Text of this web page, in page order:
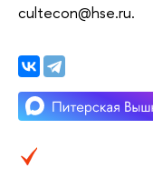
cultecon@hse.ru.